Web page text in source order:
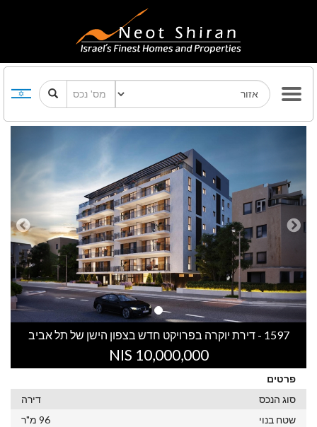
Previous Next
1597 - דירת יוקרה בפרויקט חדש בצפון הישן של תל אביב
10,000,000 NIS
פרטים
סוג הנכס
דירה
שטח בנוי
96 מ"ר